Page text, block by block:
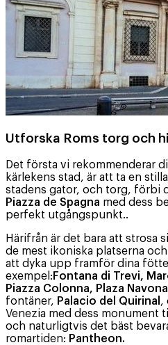
Utforska Roms torg och
Det första vi rekommenderar
kärlekens stad, är att ta en
stadens gator, och torg, förbi
Piazza de Spagna med dess
perfekt utgångspunkt..
Härifrån är det bara att strosa
de mest ikoniska platserna
att dyka upp framför dina
exempel: Fontana di Trevi,
Piazza Colonna, Plaza Navona
fontäner, Palacio del Quirinal ,
Venezia med dess monument
och naturligtvis det bäst
romartiden: Pantheon.